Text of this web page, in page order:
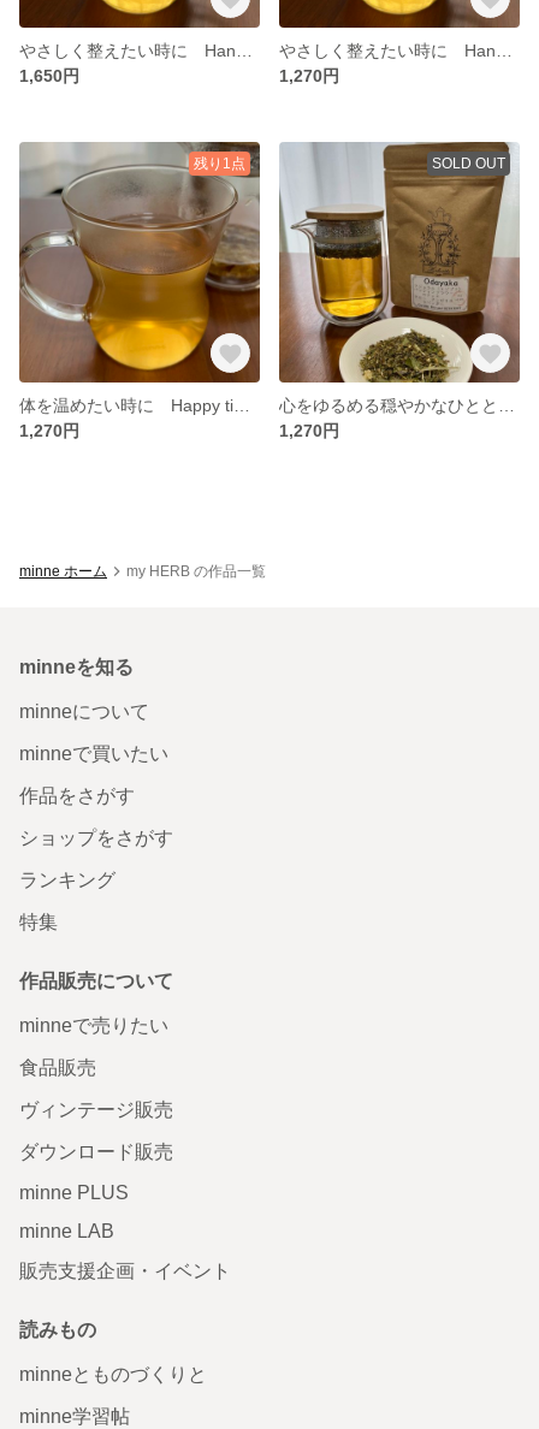
1,650円
1,270円
残り1点
1,270円
SOLD OUT
1,270円
minne ホーム my HERB の作品一覧
minneを知る
minneについて
minneで買いたい
作品をさがす
ショップをさがす
ランキング
特集
作品販売について
minneで売りたい
食品販売
ヴィンテージ販売
ダウンロード販売
minne PLUS
minne LAB
販売支援企画・イベント
読みもの
minneとものづくりと
minne学習帖